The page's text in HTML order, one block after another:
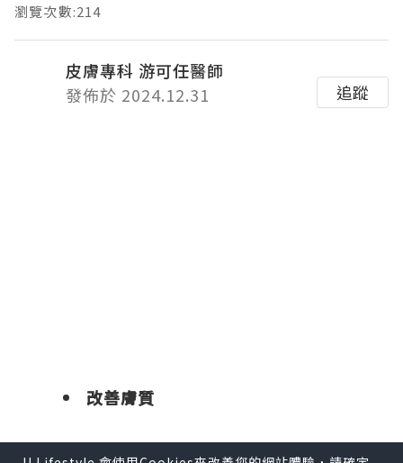
瀏覽次數:214
皮膚專科 游可任醫師
發佈於 2024.12.31
追蹤
迎接新的一年，加上過年時節會見到許多